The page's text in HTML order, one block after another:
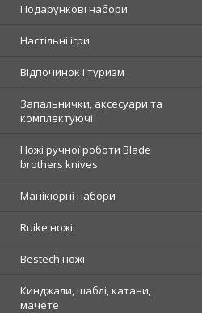
Подарункові набори
Настільні ігри
Відпочинок і туризм
Запальнички, аксесуари та
комплектуючі
Ножі ручної роботи Blade
brothers knives
Манікюрні набори
Ruike ножі
Bestech ножі
Кинджали, шаблі, катани,
мачете